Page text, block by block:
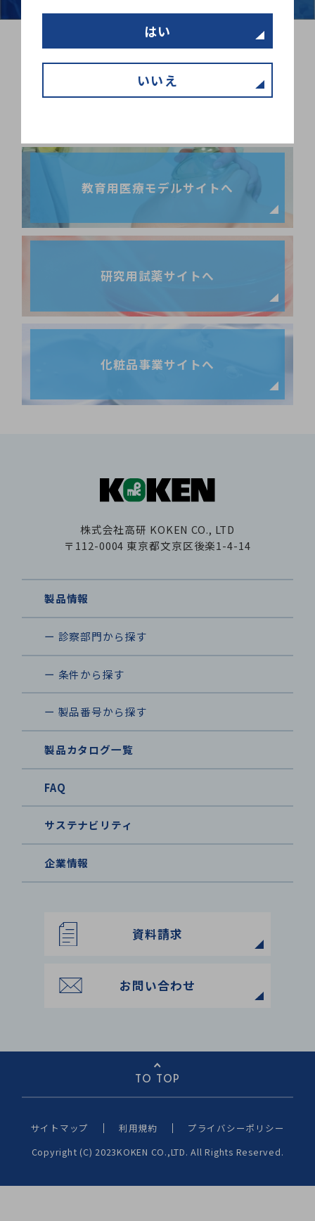
高研コーポレートサイトへ
教育用医療モデルサイトへ
研究用試薬サイトへ
化粧品事業サイトへ
株式会社高研 KOKEN CO., LTD
〒112-0004 東京都文京区後楽1-4-14
製品情報
ー 診察部門から探す
ー 条件から探す
ー 製品番号から探す
製品カタログ一覧
FAQ
サステナビリティ
企業情報
資料請求
お問い合わせ
TO TOP
サイトマップ 利用規約
プライバシーポリシー
Copyright (C) 2023KOKEN CO.,LTD. All Rights Reserved.
はい
いいえ